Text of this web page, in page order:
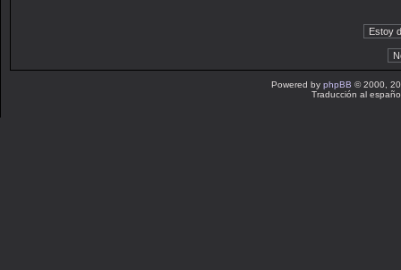
Powered by phpBB © 2000,
Traducción al